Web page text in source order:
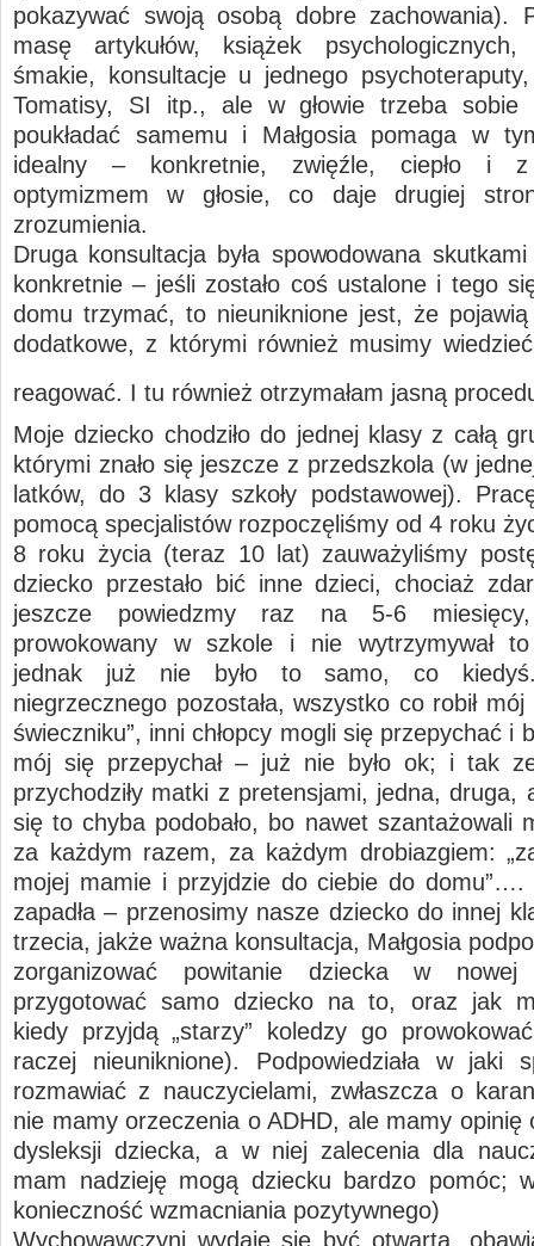
pokazywać swoją osobą dobre zachowania).
masę artykułów, książek
śmakie, konsultacje u jednego
Tomatisy, SI itp., ale w głowie trzeba sobie
poukładać samemu i Małgosia pomaga w
idealny – konkretnie, zwięźle, ciepło i z
optymizmem w głosie, co daje drugiej
zrozumienia.
Druga konsultacja była spowodowana
konkretnie – jeśli zostało coś ustalone i tego
domu trzymać, to nieuniknione jest, że
dodatkowe, z którymi również musimy
reagować. I tu również otrzymałam jasną
Moje dziecko chodziło do jednej klasy z całą
którymi znało się jeszcze z przedszkola (w
latków, do 3 klasy szkoły podstawowej).
pomocą specjalistów rozpoczęliśmy od 4 roku
8 roku życia (teraz 10 lat) zauważyliśmy
dziecko przestało bić inne dzieci, chociaż
jeszcze powiedzmy raz na 5-6
prowokowany w szkole i nie wytrzymywał
jednak już nie było to samo, co
niegrzecznego pozostała, wszystko co robił mój
świeczniku”, inni chłopcy mogli się przepychać i
mój się przepychał – już nie było ok; i tak
przychodziły matki z pretensjami, jedna, druga,
się to chyba podobało, bo nawet szantażowali
za każdym razem, za każdym drobiazgiem:
mojej mamie i przyjdzie do ciebie do
zapadła – przenosimy nasze dziecko do innej
trzecia, jakże ważna konsultacja, Małgosia
zorganizować powitanie dziecka w
przygotować samo dziecko na to, oraz jak
kiedy przyjdą „starzy” koledzy go
raczej nieuniknione). Podpowiedziała w jaki
rozmawiać z nauczycielami, zwłaszcza o
nie mamy orzeczenia o ADHD, ale mamy opinię
dysleksji dziecka, a w niej zalecenia dla
mam nadzieję mogą dziecku bardzo pomóc;
konieczność wzmacniania pozytywnego)
Wychowawczyni wydaje się być otwarta,